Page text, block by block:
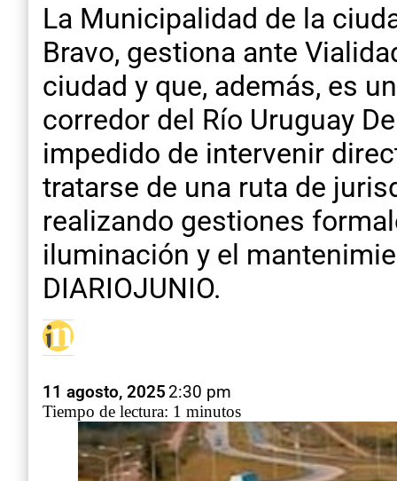
La Municipalidad de la
Bravo, gestiona ante
ciudad y que, además, es
corredor del Río Uruguay
impedido de intervenir
tratarse de una ruta de
realizando gestiones
iluminación y el
DIARIOJUNIO.
11 agosto, 2025 2:30 pm
Tiempo de lectura: 1 minutos